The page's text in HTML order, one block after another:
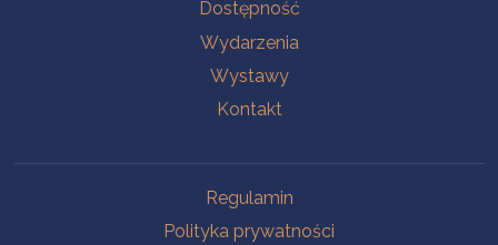
Dostępność
Wydarzenia
Wystawy
Kontakt
Regulamin
Polityka prywatności